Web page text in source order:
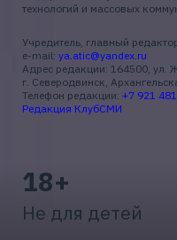
технологий и массовых
Учредитель, главный
e-mail: ya.atic@yandex.ru
Адрес редакции: 164500, ул.
г. Северодвинск,
Телефон редакции: +7 921
Редакция КлубСМИ
18+
Не для детей